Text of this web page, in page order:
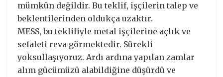
mümkün değildir. Bu teklif, işçilerin talep ve
beklentilerinden oldukça uzaktır.
MESS, bu teklifiyle metal işçilerine açlık ve
sefaleti reva görmektedir. Sürekli
yoksullaşıyoruz. Ardı ardına yapılan zamlar
alım gücümüzü alabildiğine düşürdü ve